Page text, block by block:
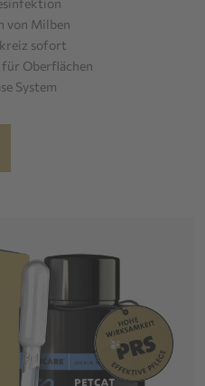
von Milben
sofort
Oberflächen
System